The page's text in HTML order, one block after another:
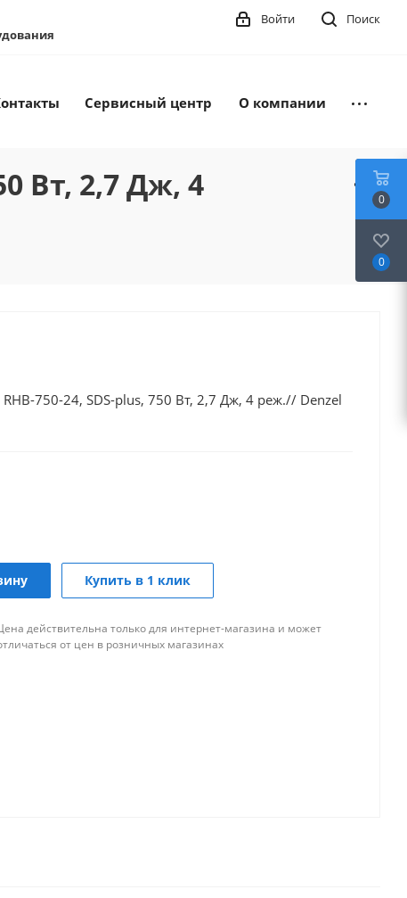
Поиск
Войти
Сервисный центр О компании
Вт, 2,7 Дж, 4
750-24, SDS-plus, 750 Вт, 2,7 Дж, 4 реж.// Denzel
Купить в 1 клик
действительна только для интернет-магазина и может
от цен в розничных магазинах
0
0